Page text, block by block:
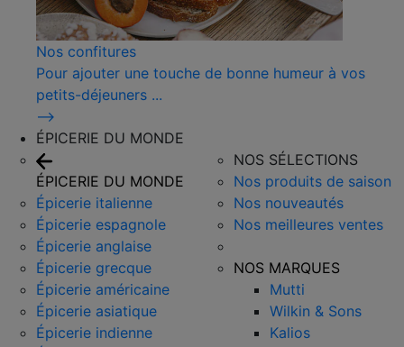
Nos confitures
Pour ajouter une touche de bonne humeur à vos
petits-déjeuners ...
⟶
ÉPICERIE DU MONDE
ÉPICERIE DU MONDE
Épicerie italienne
Épicerie espagnole
Épicerie anglaise
Épicerie grecque
Épicerie américaine
Épicerie asiatique
Épicerie indienne
NOS SÉLECTIONS
Nos produits de saison
Nos nouveautés
Nos meilleures ventes
NOS MARQUES
Mutti
Wilkin & Sons
Kalios